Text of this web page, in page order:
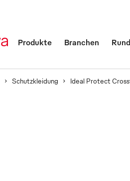
Produkte Branchen
Schutzkleidung Ideal Protect